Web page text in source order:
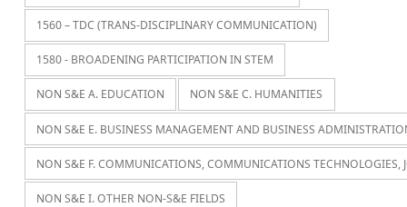
1560 – TDC (TRANS-DISCIPLINARY COMMUNICATION)
1580 - BROADENING PARTICIPATION IN STEM
NON S&E A. EDUCATION NON S&E C. HUMANITIES
NON S&E E. BUSINESS MANAGEMENT AND BUSINESS
NON S&E F. COMMUNICATIONS, COMMUNICATIONS TECHNOLOGIES,
NON S&E I. OTHER NON-S&E FIELDS